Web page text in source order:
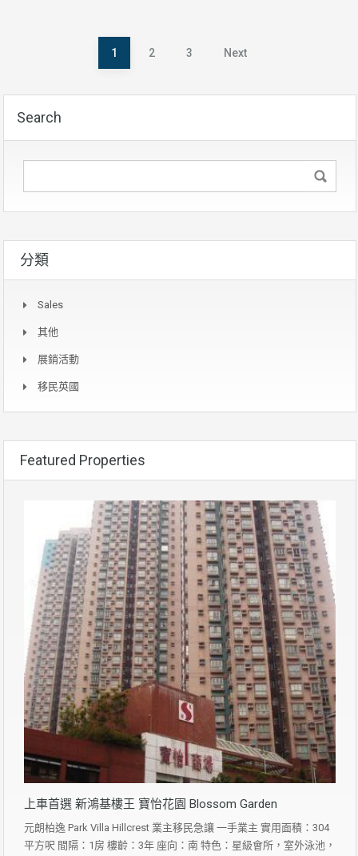
1 2 3 Next
Search
分類
Sales
其他
展銷活動
移民英國
Featured Properties
上車首選 新鴻基樓王 寶怡花園 Blossom Garden
元朗柏逸 Park Villa Hillcrest 業主移民急讓 一手業主 實用面積：304
平方呎 間隔：1房 樓齡：3年 座向：南 特色：星級會所，室外泳池，